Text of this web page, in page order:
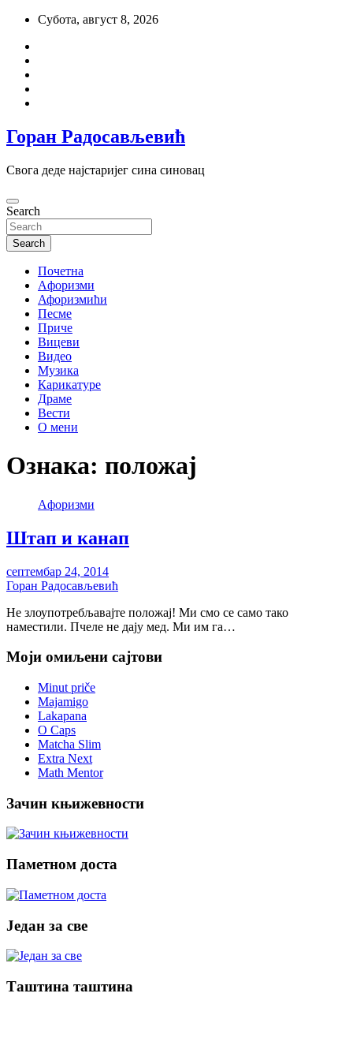
Skip
content
Субота, август 8, 2026
Горан Радосављевић
Свога деде најстаријег сина синовац
Search
Search
Почетна
Aфоризми
Афоризмићи
Песме
Приче
Вицеви
Видео
Музика
Карикатуре
Драме
Вести
О мени
Ознака: положај
Aфоризми
Штап и канап
септембар 24, 2014
Горан Радосављевић
Не злоупотребљавајте положај! Ми смо се само тако
наместили. Пчеле не дају мед. Ми им га…
Моји омиљени сајтови
Minut priče
Majamigo
Lakapana
O Caps
Matcha Slim
Extra Next
Math Mentor
Зачин књижевности
Паметном доста
Један за све
Таштина таштина